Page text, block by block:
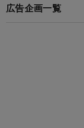
広告企画一覧